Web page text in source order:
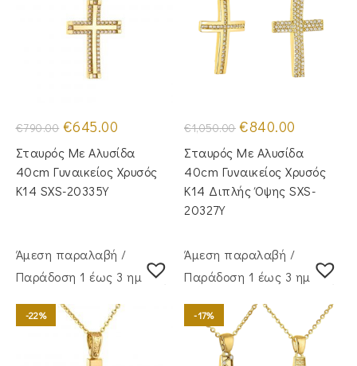
€790.00 Original
price
was:
€790.00.
€645.00
τιμή
είναι:
€645.00.
Σταυρός Mε Aλυσίδα
40cm Γυναικείος Χρυσός
Κ14 SXS-20335Y
€1,050.00 Original
price
was:
€1,050.00.
€840.00
τιμή
είναι:
€840.00.
Σταυρός Με Αλυσίδα
40cm Γυναικείος Χρυσός
Κ14 Διπλής Όψης SXS-
20327Y
Άμεση παραλαβή /
Παράδoση 1 έως 3 ημέρες
-22%
Άμεση παραλαβή /
Παράδoση 1 έως 3 ημέρες
-17%